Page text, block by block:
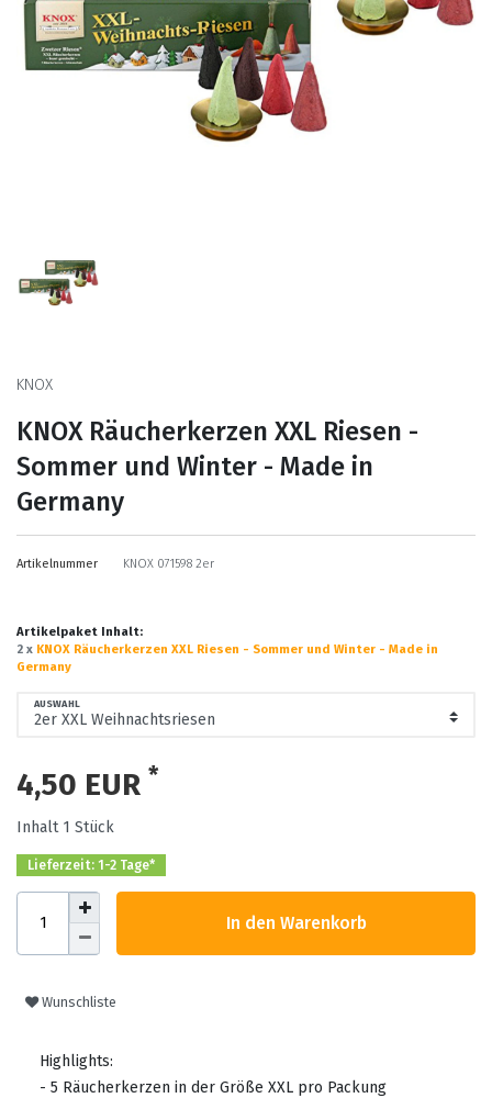
KNOX
KNOX Räucherkerzen XXL Riesen -
Sommer und Winter - Made in
Germany
Artikelnummer KNOX 071598 2er
Artikelpaket Inhalt:
2 x KNOX Räucherkerzen XXL Riesen - Sommer und Winter - Made in
Germany
AUSWAHL
4,50 EUR *
Inhalt 1 Stück
Lieferzeit: 1-2 Tage*
In den Warenkorb
Wunschliste
Highlights:
- 5 Räucherkerzen in der Größe XXL pro Packung